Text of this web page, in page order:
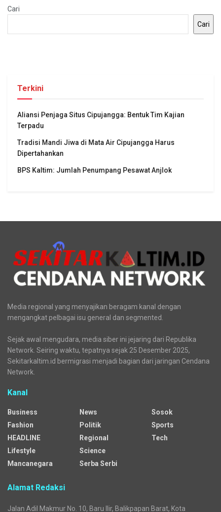
Cari
Cari
Terkini
Aliansi Penjaga Situs Cipujangga: Bentuk Tim Kajian
Terpadu
Tradisi Mandi Jiwa di Mata Air Cipujangga Harus
Dipertahankan
BPS Kaltim: Jumlah Penumpang Pesawat Anjlok